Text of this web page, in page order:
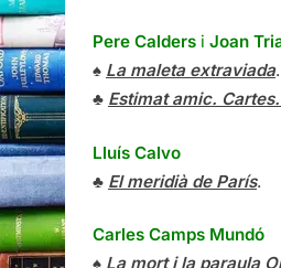
Pere Calders i Joan
♠ La maleta extraviada.
♣ Estimat amic.
Lluís Calvo
♣ El meridià de París.
Carles Camps Mundó
♠ La mort i la paraula